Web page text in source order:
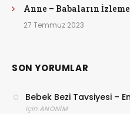
Anne – Babaların
27 Temmuz 2023
SON YORUMLAR
Bebek Bezi Tavsiyesi –
için ANONIM